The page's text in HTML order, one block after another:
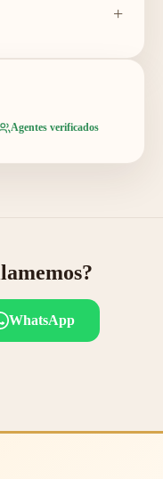
Agentes verificados
WhatsApp